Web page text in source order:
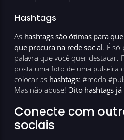
Hashtags
As hashtags são ótimas para
que procura na rede social. É só
palavra que você quer destacar.
posta uma foto de uma pulseira
colocar as hashtags: #moda
Mas não abuse! Oito hashtags
Conecte com
sociais